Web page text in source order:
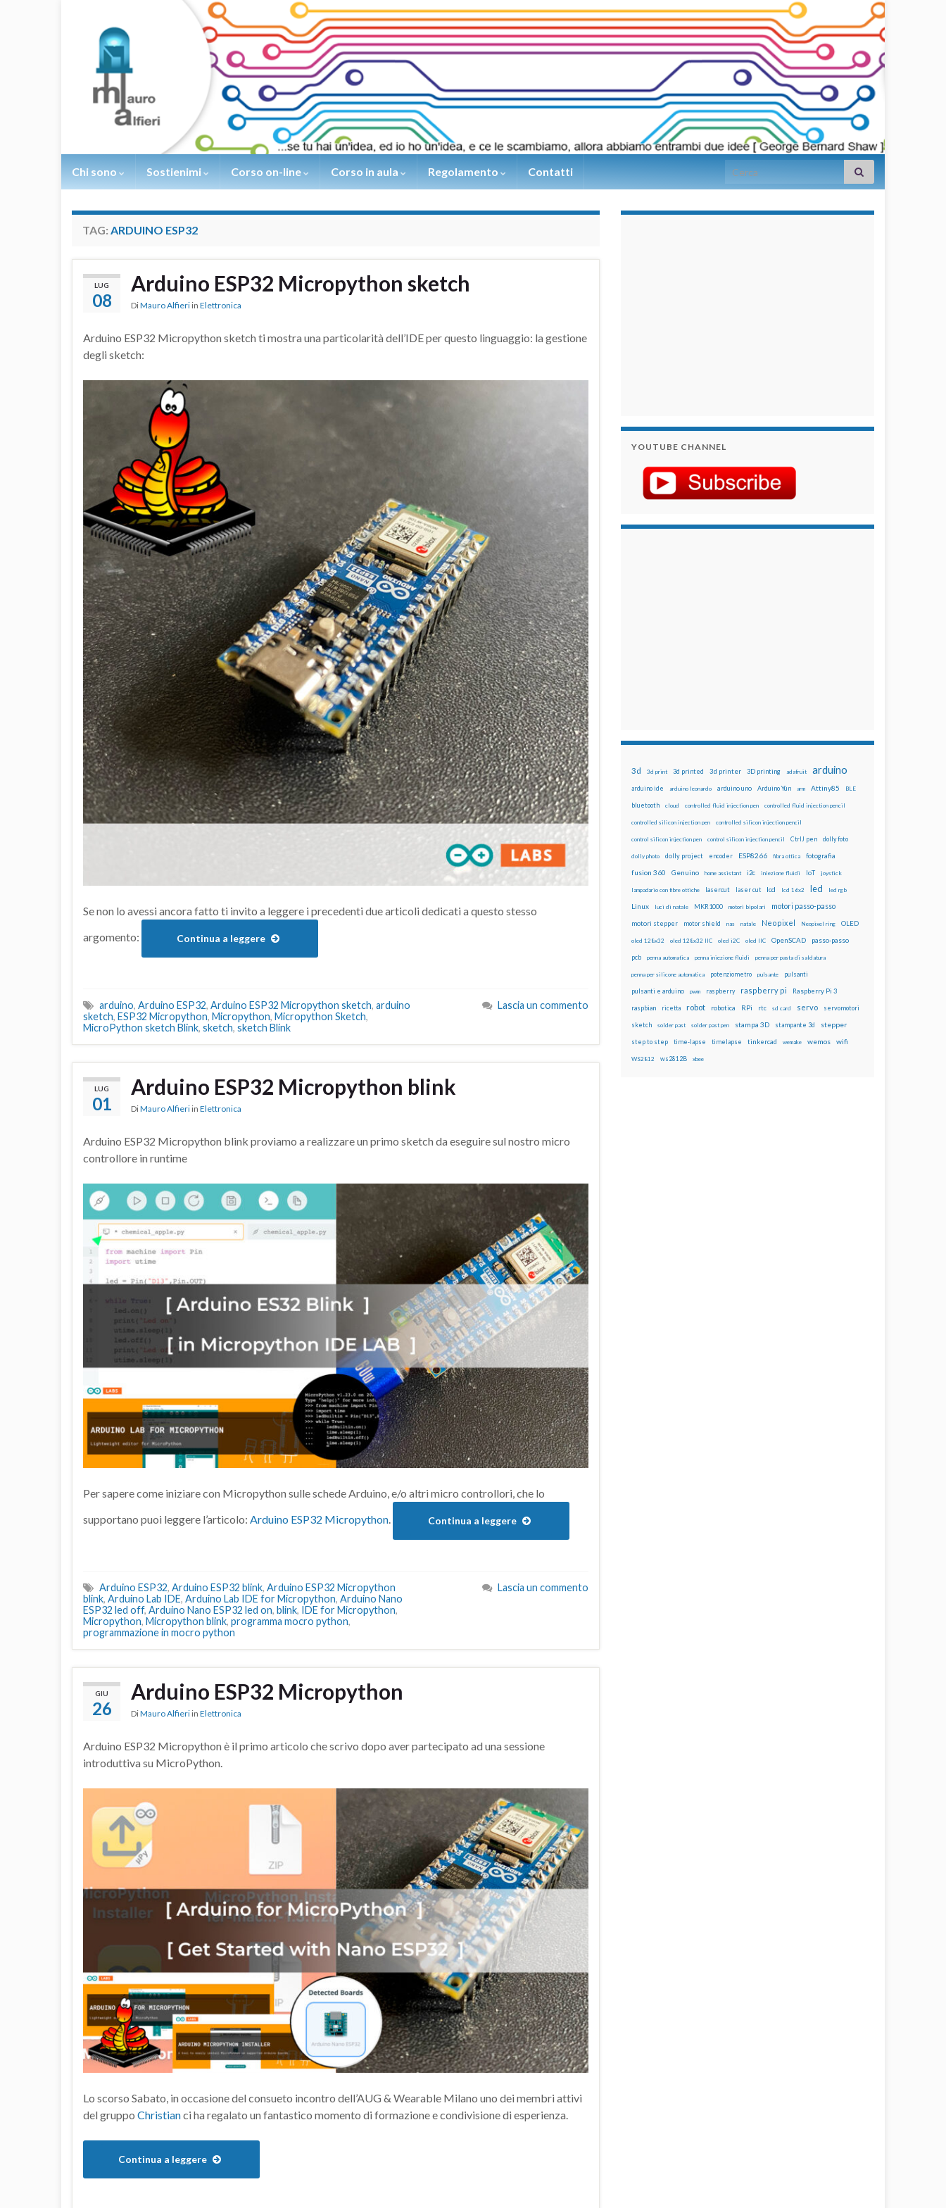
Chi sono Sostienimi Corso on-line Corso in aula Regolamento Contatti Search for:
TAG: ARDUINO ESP32
LUG
08
Arduino ESP32 Micropython sketch
DiMauro Alfieri in Elettronica
Arduino ESP32 Micropython sketch ti mostra una particolarità dell’IDE per questo linguaggio: la gestione
degli sketch:
Se non lo avessi ancora fatto ti invito a leggere i precedenti due articoli dedicati a questo stesso
argomento:
Continua a leggere
arduino, Arduino ESP32, Arduino ESP32 Micropython sketch, arduino
sketch, ESP32 Micropython, Micropython, Micropython Sketch,
MicroPython sketch Blink, sketch, sketch Blink
Lascia un commento
LUG
01
Arduino ESP32 Micropython blink
DiMauro Alfieri in Elettronica
Arduino ESP32 Micropython blink proviamo a realizzare un primo sketch da eseguire sul nostro micro
controllore in runtime
Per sapere come iniziare con Micropython sulle schede Arduino, e/o altri micro controllori, che lo
supportano puoi leggere l’articolo: Arduino ESP32 Micropython. Continua a leggere
Arduino ESP32, Arduino ESP32 blink, Arduino ESP32 Micropython
blink, Arduino Lab IDE, Arduino Lab IDE for Micropython, Arduino Nano
ESP32 led off, Arduino Nano ESP32 led on, blink, IDE for Micropython,
Micropython, Micropython blink, programma mocro python,
programmazione in mocro python
Lascia un commento
GIU
26
Arduino ESP32 Micropython
DiMauro Alfieri in Elettronica
Arduino ESP32 Micropython è il primo articolo che scrivo dopo aver partecipato ad una sessione
introduttiva su MicroPython.
Lo scorso Sabato, in occasione del consueto incontro dell’AUG & Wearable Milano uno dei membri attivi
del gruppo Christianci ha regalato un fantastico momento di formazione e condivisione di esperienza.
Continua a leggere
YOUTUBE CHANNEL
3d 3d print 3d printed 3d printer 3D printing adafruit arduino
arduino ide arduino leonardo arduino uno Arduino Yún arm Attiny85 BLE
bluetooth cloud controlled fluid injection pen controlled fluid injection pencil
controlled silicon injection pen controlled silicon injection pencil
control silicon injection pen control silicon injection pencil CtrlJ pen dolly foto
dolly photo dolly project encoder ESP8266 fibra ottica fotografia
fusion 360 Genuino home assistant i2c iniezione fluidi IoT joystick
lampadario con fibre ottiche lasercut laser cut lcd lcd 16x2 led led rgb
Linux luci di natale MKR1000 motori bipolari motori passo-passo
motori stepper motor shield nas natale Neopixel Neopixel ring OLED
oled 128x32 oled 128x32 IIC oled i2C oled IIC OpenSCAD passo-passo
pcb penna automatica penna iniezione fluidi penna per pasta di saldatura
penna per silicone automatica potenziometro pulsante pulsanti
pulsanti e arduino pwm raspberry raspberry pi Raspberry Pi 3
raspbian ricetta robot robotica RPi rtc sd card servo servomotori
sketch solder past solder past pen stampa 3D stampante 3d stepper
step to step time-lapse timelapse tinkercad wemake wemos wifi
WS2812 ws2812B xbee